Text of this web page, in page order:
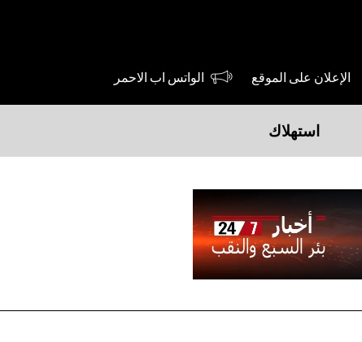
الإعلان على الموقع الواتس اب الاحمر
استهلاك